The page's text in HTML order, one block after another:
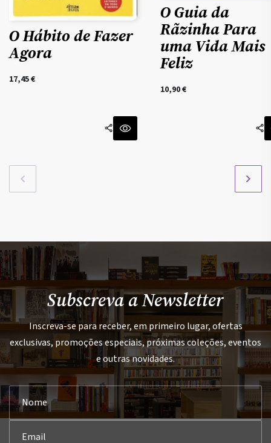
O Hábito de Fazer
Agora
17,45€
O Guia da
Rãzinha Para
uma Vida Mais
Feliz
10,90€
Subscreva a Newsletter
Inscreva-se para receber, em primeiro lugar, ofertas
exclusivas, promoções especiais, próximas coleções, eventos
e outras novidades.